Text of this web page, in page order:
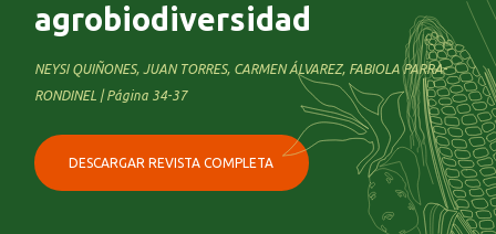
agrobiodiversidad
NEYSI QUIÑONES, JUAN TORRES, CARMEN ÁLVAREZ, FABIOLA PARRA-
RONDINEL | Página 34-37
DESCARGAR REVISTA COMPLETA